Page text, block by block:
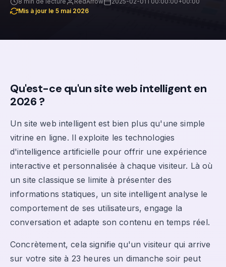
Mis à jour le 5 mai 2026
Qu'est-ce qu'un site web intelligent en
2026 ?
Un site web intelligent est bien plus qu'une simple
vitrine en ligne. Il exploite les technologies
d'intelligence artificielle pour offrir une expérience
interactive et personnalisée à chaque visiteur. Là où
un site classique se limite à présenter des
informations statiques, un site intelligent analyse le
comportement de ses utilisateurs, engage la
conversation et adapte son contenu en temps réel.
Concrètement, cela signifie qu'un visiteur qui arrive
sur votre site à 23 heures un dimanche soir peut